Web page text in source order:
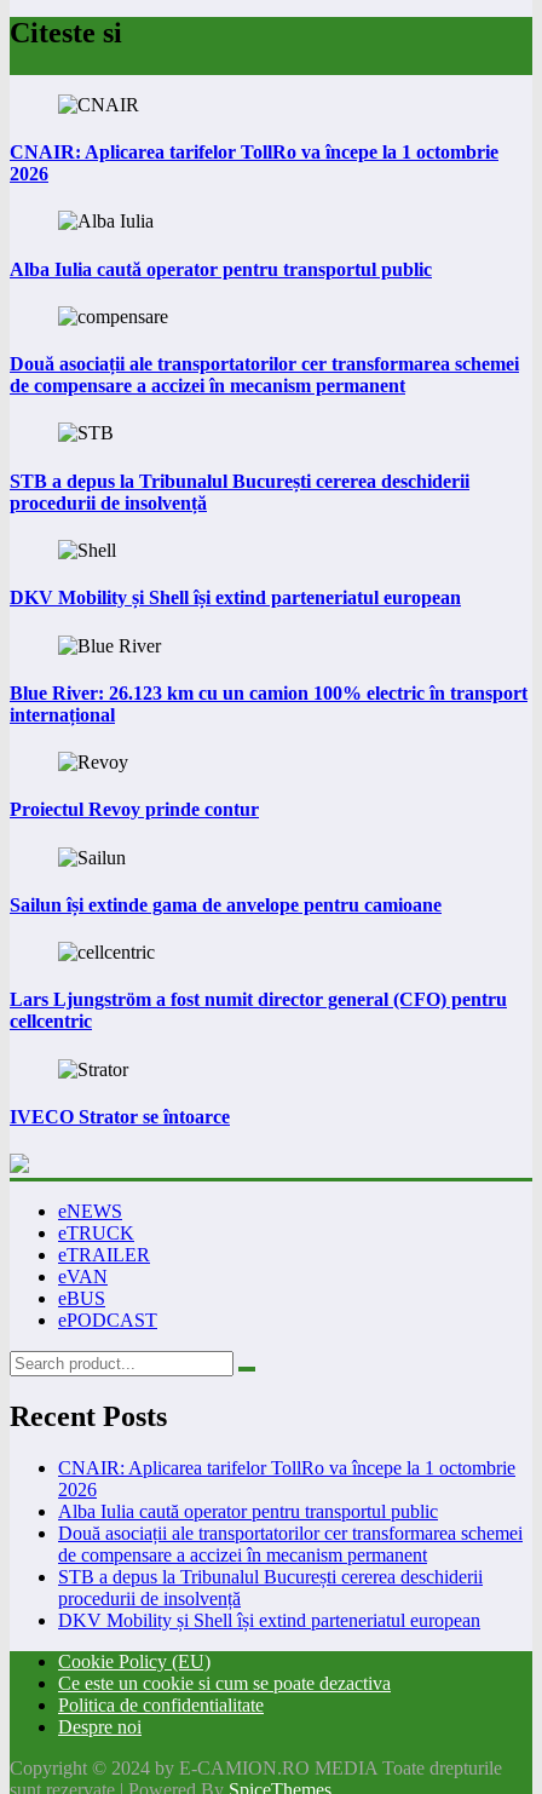
Citeste si
CNAIR: Aplicarea tarifelor TollRo va începe la 1 octombrie
2026
Alba Iulia caută operator pentru transportul public
Două asociații ale transportatorilor cer transformarea schemei
de compensare a accizei în mecanism permanent
STB a depus la Tribunalul București cererea deschiderii
procedurii de insolvență
DKV Mobility și Shell își extind parteneriatul european
Blue River: 26.123 km cu un camion 100% electric în transport
internațional
Proiectul Revoy prinde contur
Sailun își extinde gama de anvelope pentru camioane
Lars Ljungström a fost numit director general (CFO) pentru
cellcentric
IVECO Strator se întoarce
eNEWS
eTRUCK
eTRAILER
eVAN
eBUS
ePODCAST
Recent Posts
CNAIR: Aplicarea tarifelor TollRo va începe la 1 octombrie
2026
Alba Iulia caută operator pentru transportul public
Două asociații ale transportatorilor cer transformarea schemei
de compensare a accizei în mecanism permanent
STB a depus la Tribunalul București cererea deschiderii
procedurii de insolvență
DKV Mobility și Shell își extind parteneriatul european
Cookie Policy (EU)
Ce este un cookie si cum se poate dezactiva
Politica de confidentialitate
Despre noi
Copyright © 2024 by E-CAMION.RO MEDIA Toate drepturile
sunt rezervate | Powered By SpiceThemes